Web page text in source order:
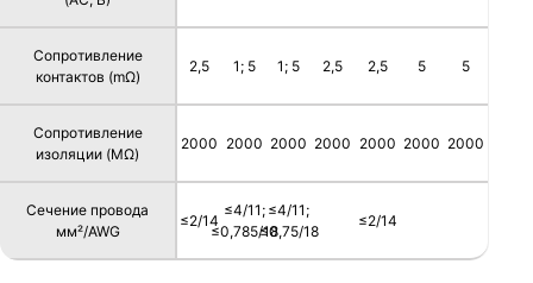
Сопротивление
контактов (mΩ)
Сопротивление
изоляции (MΩ)
Сечение провода
мм²/AWG
2,5
2000
≤2/14
1; 5
2000
≤4/11;
≤0,785/18
1; 5
2000
≤4/11;
≤0,75/18
2,5
2000
2,5
2000
≤2/14
5
2000
5
2000